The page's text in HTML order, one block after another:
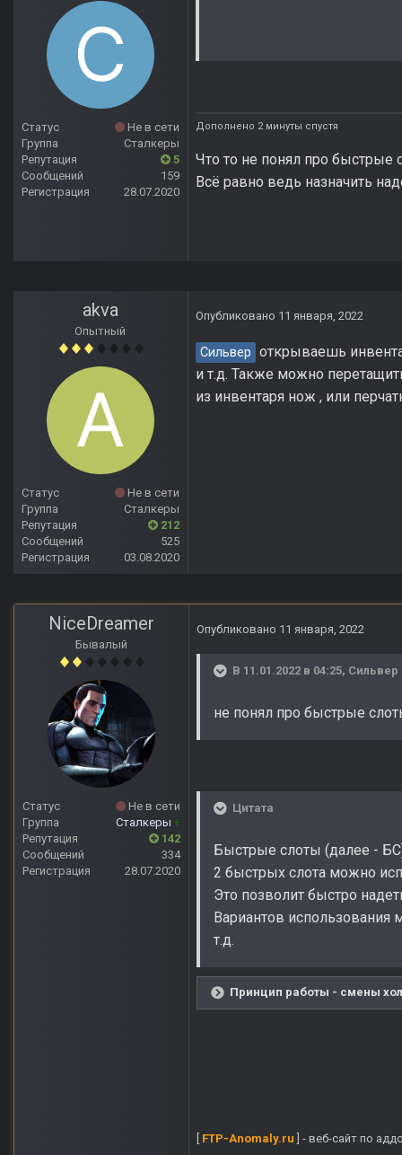
Статус
Не в сети
Группа
Сталкеры
Репутация
5
Сообщений
159
Регистрация
28.07.2020
Дополнено 2 минуты спустя
Что то не понял про быстрые
Всё равно ведь назначить
akva
Опытный
Статус
Не в сети
Группа
Сталкеры
Репутация
212
Сообщений
525
Регистрация
03.08.2020
Опубликовано 11 января, 2022
Сильвер открываешь
и т.д. Также можно
из инвентаря нож , или
NiceDreamer
Бывалый
Статус
Не в сети
Группа
Сталкеры +
Репутация
142
Сообщений
334
Регистрация
28.07.2020
Опубликовано 11 января, 2022
В 11.01.2022 в 04:25, Сильвер
не понял про быстрые
Цитата
Быстрые слоты (далее -
2 быстрых слота можно
Это позволит быстро
Вариантов использования
т.д.
Принцип работы - смены
FTP-Anomaly.ru ] - веб-сайт по